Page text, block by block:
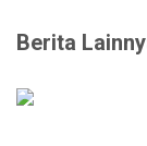
Berita